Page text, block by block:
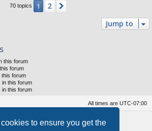
to ensure you get the
70 topics 1 2
Jump to
this forum
forum
this forum
in this forum
in this forum
All times are UTC-07:00
phpBB® Forum Software © phpBB Limited